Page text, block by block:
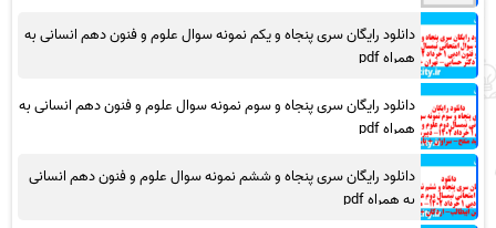
دانلود رایگان سری پنجاه و یکم نمونه سوال علوم و فنون دهم انسانی به
همراه pdf
دانلود رایگان سری پنجاه و سوم نمونه سوال علوم و فنون دهم انسانی به
همراه pdf
دانلود رایگان سری پنجاه و ششم نمونه سوال علوم و فنون دهم انسانی
به همراه pdf